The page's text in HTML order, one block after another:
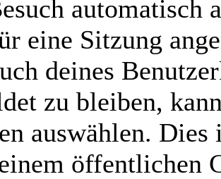
automatisch
eine Sitzung
deines
zu bleiben,
auswählen.
öffentlichen